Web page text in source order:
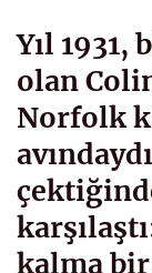
Yıl
olan
Norfolk
kalma bir